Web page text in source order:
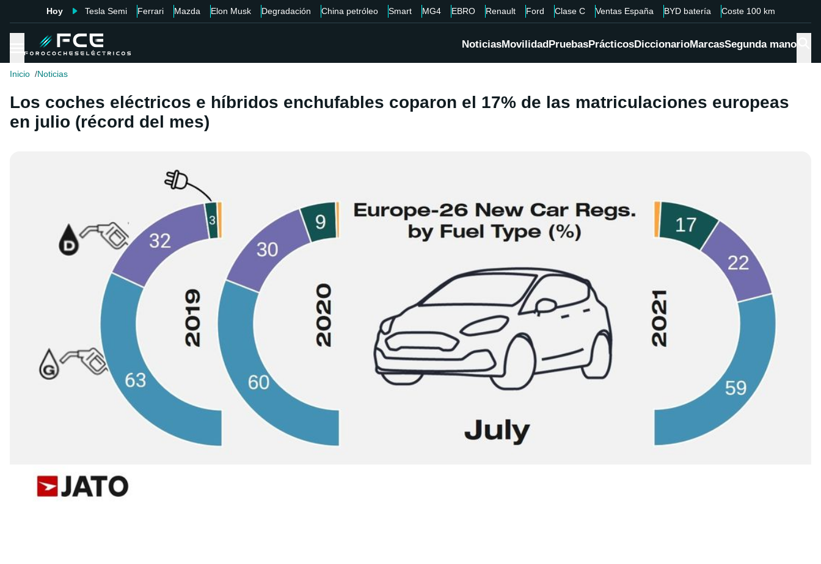
Hoy Tesla Semi Ferrari Mazda Elon Musk Degradación China petróleo Smart MG4 EBRO Renault Ford Clase C Ventas España BYD batería Coste 100 km
NoticiasMovilidadPruebasPrácticosDiccionarioMarcasSegunda mano
Inicio Noticias
Los coches eléctricos e híbridos enchufables coparon el 17% de las matriculaciones europeas
en julio (récord del mes)